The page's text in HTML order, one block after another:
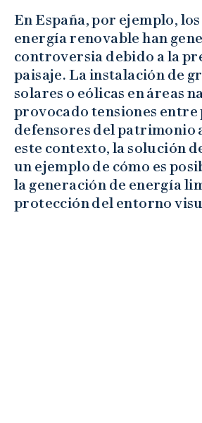
En España, por ejemplo,
energía renovable han
controversia debido a la
paisaje. La instalación de
solares o eólicas en áreas
provocado tensiones
defensores del patrimonio
este contexto, la solución
un ejemplo de cómo es
la generación de energía
protección del entorno